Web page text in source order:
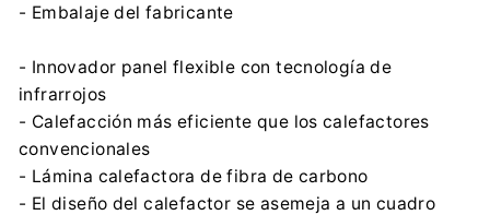
- Embalaje del fabricante
- Innovador panel flexible con tecnología de
infrarrojos
- Calefacción más eficiente que los calefactores
convencionales
- Lámina calefactora de fibra de carbono
- El diseño del calefactor se asemeja a un cuadro